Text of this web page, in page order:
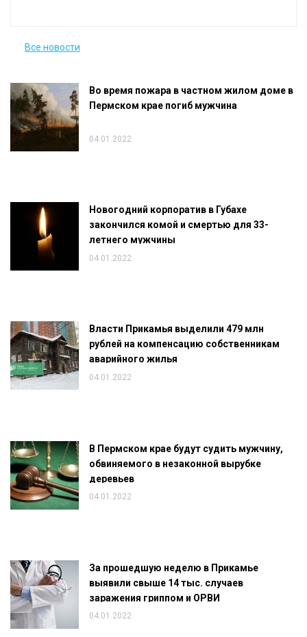
Все новости
Во время пожара в частном жилом доме в
Пермском крае погиб мужчина
04.01.2022
Новогодний корпоратив в Губахе
закончился комой и смертью для 33-
летнего мужчины
04.01.2022
Власти Прикамья выделили 479 млн
рублей на компенсацию собственникам
аварийного жилья
04.01.2022
В Пермском крае будут судить мужчину,
обвиняемого в незаконной вырубке
деревьев
04.01.2022
За прошедшую неделю в Прикамье
выявили свыше 14 тыс. случаев
заражения гриппом и ОРВИ
04.01.2022